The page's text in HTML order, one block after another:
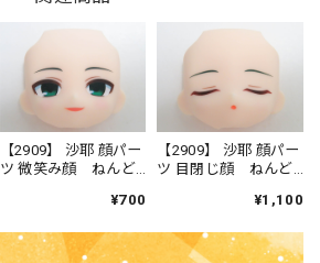
【2909】 沙耶 顔パー
ツ 微笑み顔 ねんど
¥700
【2909】 沙耶 顔パー
ツ 目閉じ顔 ねんど
¥1,100